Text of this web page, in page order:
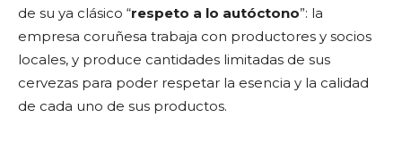
de su ya clásico “respeto a lo autóctono”: la
empresa coruñesa trabaja con productores y socios
locales, y produce cantidades limitadas de sus
cervezas para poder respetar la esencia y la calidad
de cada uno de sus productos.